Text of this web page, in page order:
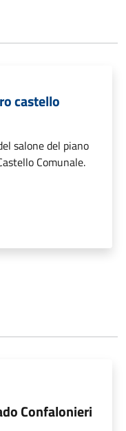
castello
salone del piano
Comunale.
Confalonieri